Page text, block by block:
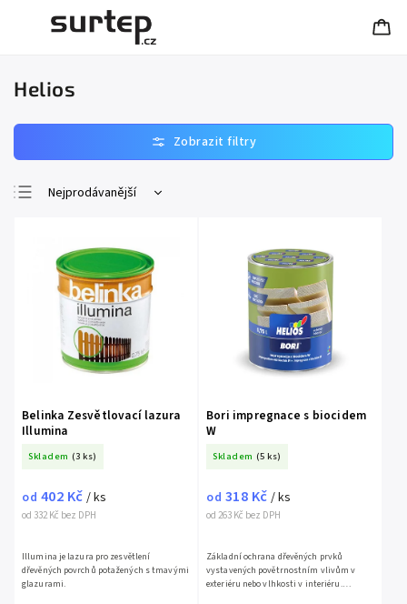
Helios
Nejprodávanější
Nejdražší
Abecedně
Belinka Zesvětlovací lazura
Illumina
Skladem (3 ks)
od 332 Kč bez DPH
od 402 Kč / ks
Illumina je lazura pro zesvětlení
dřevěných povrchů potažených s tmavými
glazurami.
Bori impregnace s biocidem
W
Skladem (5 ks)
od 263 Kč bez DPH
od 318 Kč / ks
Základní ochrana dřevěných prvků
vystavených povětrnostním vlivům v
exteriéru nebo vlhkosti v interiéru.